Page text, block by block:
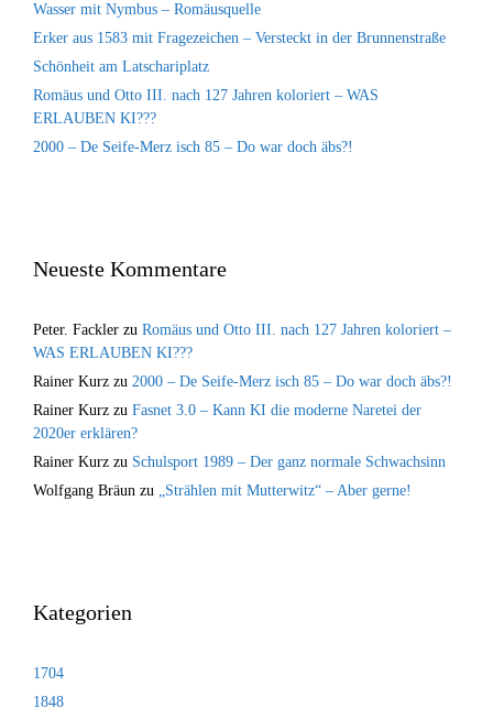
Wasser mit Nymbus – Romäusquelle
Erker aus 1583 mit Fragezeichen – Versteckt in der Brunnenstraße
Schönheit am Latschariplatz
Romäus und Otto III. nach 127 Jahren koloriert – WAS
ERLAUBEN KI???
2000 – De Seife-Merz isch 85 – Do war doch äbs?!
Neueste Kommentare
Peter. Fackler zu Romäus und Otto III. nach 127 Jahren koloriert –
WAS ERLAUBEN KI???
Rainer Kurz zu 2000 – De Seife-Merz isch 85 – Do war doch äbs?!
Rainer Kurz zu Fasnet 3.0 – Kann KI die moderne Naretei der
2020er erklären?
Rainer Kurz zu Schulsport 1989 – Der ganz normale Schwachsinn
Wolfgang Bräun zu „Strählen mit Mutterwitz“ – Aber gerne!
Kategorien
1704
1848